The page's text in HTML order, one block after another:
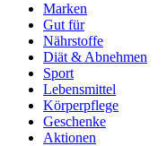
Marken
Gut für
Nährstoffe
Diät & Abnehmen
Sport
Lebensmittel
Körperpflege
Geschenke
Aktionen